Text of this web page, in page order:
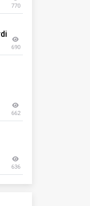
770
690
662
636